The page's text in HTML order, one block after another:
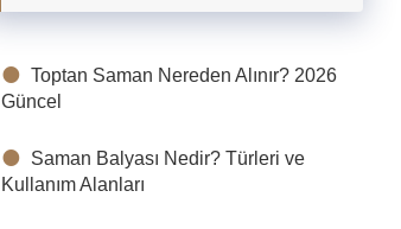
Toptan Saman Nereden Alınır? 2026
Güncel
Saman Balyası Nedir? Türleri ve
Kullanım Alanları